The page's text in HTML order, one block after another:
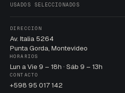
USADOS SELECCIONADOS
DIRECCIÓN
Av. Italia 5264
Punta Gorda, Montevideo
HORARIOS
Lun a Vie 9 – 18h · Sáb 9 – 13h
CONTACTO
+598 95 017 142